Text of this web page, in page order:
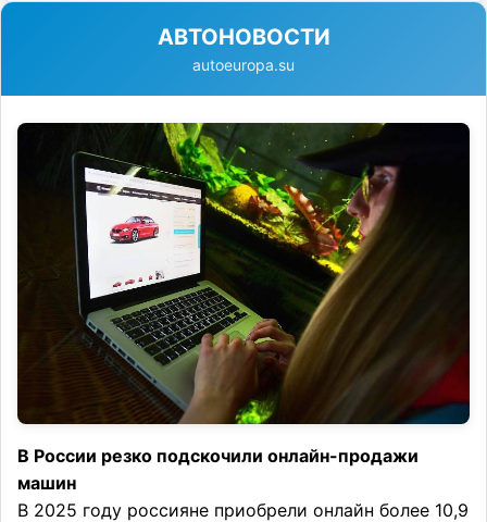
АВТОНОВОСТИ
autoeuropa.su
В России резко подскочили онлайн-продажи
машин
В 2025 году россияне приобрели онлайн более 10,9